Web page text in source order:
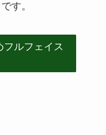
す。
フルフェイス